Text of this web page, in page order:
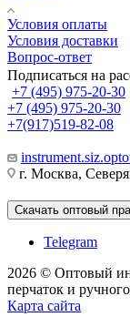
Условия оплаты
Условия доставки
Вопрос-ответ
Подписаться на
+7 (495) 975-20-30
+7 (495) 975-20-30
+7(917)519-82-08
г. Москва,
Скачать оптовый
Telegram
2026 © Оптовый
перчаток и
Карта сайта